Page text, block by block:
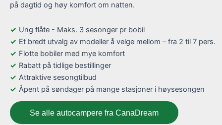
på dagtid og høy komfort om natten.
Ung flåte - Maks. 3 sesonger pr bobil
Et bredt utvalg av modeller å velge mellom – fra 2 til 7 pers.
Flotte bobiler med mye komfort
Rabatt på tidlige bestillinger
Attraktive sesongtilbud
Åpent på søndager på mange stasjoner i høysesongen
Se alle autocampere fra CanaDream